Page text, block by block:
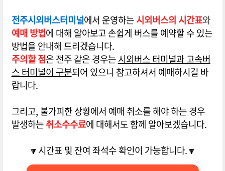
전주시외버스터미널에서 운영하는시외버스의 시간표와
예매 방법에 대해 알아보고 손쉽게 버스를 예약할 수 있는
방법을 안내해 드리겠습니다.
주의할 점은 전주 같은 경우는시외버스 터미널과 고속버
스 터미널이 구분되어 있으니 참고하셔서 예매하시길 바
랍니다.
그리고, 불가피한 상황에서 예매 취소를 해야 하는 경우
발생하는취소수수료에 대해서도 함께 알아보겠습니다.
🔽시간표 및 잔여 좌석수 확인이 가능합니다.🔽